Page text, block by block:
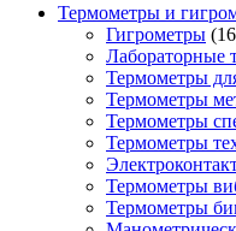
Термометры и
Гигрометры 16
Лабораторные
Термометры
Термометры
Термометры
Термометры
Термометры
Термометры